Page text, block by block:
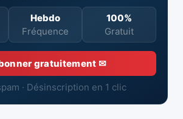
Hebdo
Fréquence
100%
Gratuit
gratuitement ✉
· Désinscription en 1 clic